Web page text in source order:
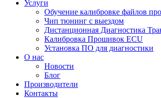
Услуги
Обучение калибровке файлов
Чип тюнинг с выездом
Дистанционная Диагностика
Калибровка Прошивок ECU
Установка ПО для диагностики
О нас
Новости
Блог
Производители
Контакты